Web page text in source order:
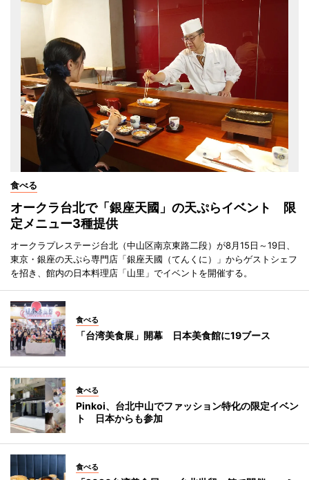
食べる
オークラ台北で「銀座天國」の天ぷらイベント 限
定メニュー3種提供
オークラプレステージ台北（中山区南京東路二段）が8月15日～19日、
東京・銀座の天ぷら専門店「銀座天國（てんくに）」からゲストシェフ
を招き、館内の日本料理店「山里」でイベントを開催する。
食べる
「台湾美食展」開幕 日本美食館に19ブース
食べる
Pinkoi、台北中山でファッション特化の限定イベン
ト 日本からも参加
食べる